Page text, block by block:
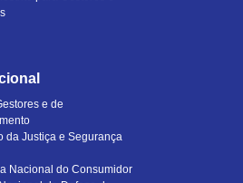
e de
da Justiça e Segurança
Nacional do Consumidor